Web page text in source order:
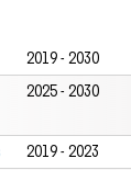
2019 - 2030
2025 - 2030
2019 - 2023